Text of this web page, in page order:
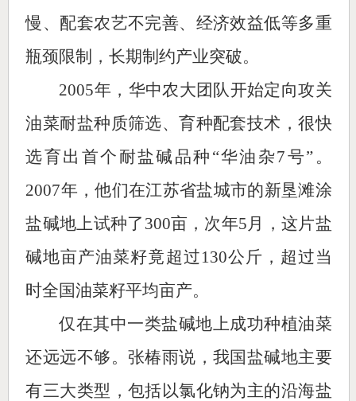
慢、配套农艺不完善、经济效益低等多重
瓶颈限制，长期制约产业突破。
2005年，华中农大团队开始定向攻关
油菜耐盐种质筛选、育种配套技术，很快
选育出首个耐盐碱品种“华油杂7号”。
2007年，他们在江苏省盐城市的新垦滩涂
盐碱地上试种了300亩，次年5月，这片盐
碱地亩产油菜籽竟超过130公斤，超过当
时全国油菜籽平均亩产。
仅在其中一类盐碱地上成功种植油菜
还远远不够。张椿雨说，我国盐碱地主要
有三大类型，包括以氯化钠为主的沿海盐